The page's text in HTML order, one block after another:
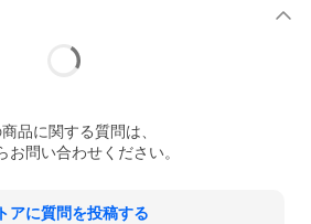
特有の発色と高温を経て生み出される
のとは一味違った感情を揺さぶるも
商品に関する質問は、
お問い合わせください。
アに質問を投稿する